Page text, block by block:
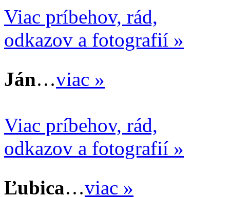
Viac príbehov, rád,
odkazov a fotografií »
Ján…viac »
Viac príbehov, rád,
odkazov a fotografií »
Ľubica…viac »